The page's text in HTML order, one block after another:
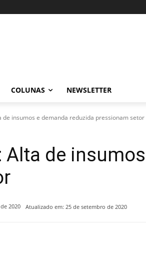
COLUNAS NEWSLETTER
de insumos e demanda reduzida pressionam setor
Alta de
2020 Atualizado em: 25 de setembro de 2020